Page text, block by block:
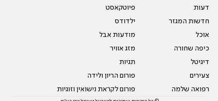
דעות
חדשות המגזר
אוכל
כיפה שחורה
דיגיטל
צעירים
רפואה שלמה
פיוטקאסט
ילדודס
מודעות אבל
מזג אוויר
תגיות
פורום הריון ולידה
פורום לקראת נישואין וזוגיות